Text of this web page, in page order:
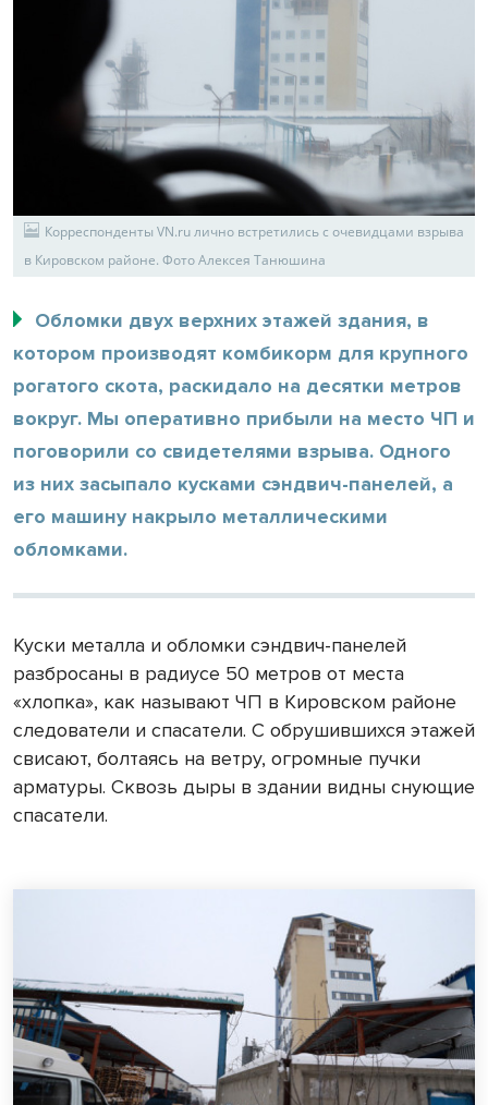
Корреспонденты VN.ru лично встретились с очевидцами взрыва
в Кировском районе. Фото Алексея Танюшина
Обломки двух верхних этажей здания, в
котором производят комбикорм для крупного
рогатого скота, раскидало на десятки метров
вокруг. Мы оперативно прибыли на место ЧП и
поговорили со свидетелями взрыва. Одного
из них засыпало кусками сэндвич-панелей, а
его машину накрыло металлическими
обломками.
Куски металла и обломки сэндвич-панелей
разбросаны в радиусе 50 метров от места
«хлопка», как называют ЧП в Кировском районе
следователи и спасатели. С обрушившихся этажей
свисают, болтаясь на ветру, огромные пучки
арматуры. Сквозь дыры в здании видны снующие
спасатели.